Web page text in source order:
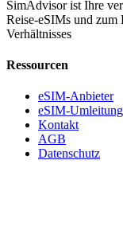
SimAdvisor ist Ihre
Reise-eSIMs und zum
Verhältnisses
Ressourcen
eSIM-Anbieter
eSIM-Umleitung
Kontakt
AGB
Datenschutz